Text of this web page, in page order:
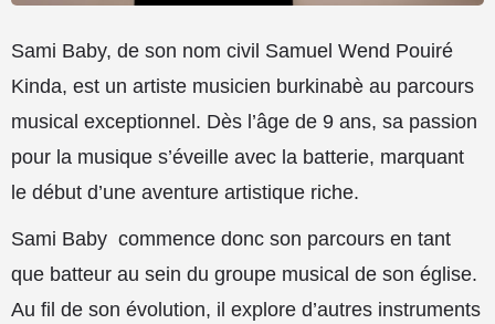
Sami Baby, de son nom civil Samuel Wend Pouiré
Kinda, est un artiste musicien burkinabè au parcours
musical exceptionnel. Dès l’âge de 9 ans, sa passion
pour la musique s’éveille avec la batterie, marquant
le début d’une aventure artistique riche.
Sami Baby commence donc son parcours en tant
que batteur au sein du groupe musical de son église.
Au fil de son évolution, il explore d’autres instruments